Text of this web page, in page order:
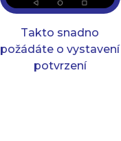
Takto snadno
požádáte o vystavení
potvrzení